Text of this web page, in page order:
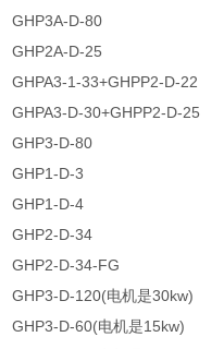
GHP3A-D-80
GHP2A-D-25
GHPA3-1-33+GHPP2-D-22
GHPA3-D-30+GHPP2-D-25
GHP3-D-80
GHP1-D-3
GHP1-D-4
GHP2-D-34
GHP2-D-34-FG
GHP3-D-120(电机是30kw)
GHP3-D-60(电机是15kw)